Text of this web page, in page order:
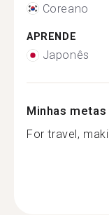
Coreano
APRENDE
Japonês
Minhas
For travel,